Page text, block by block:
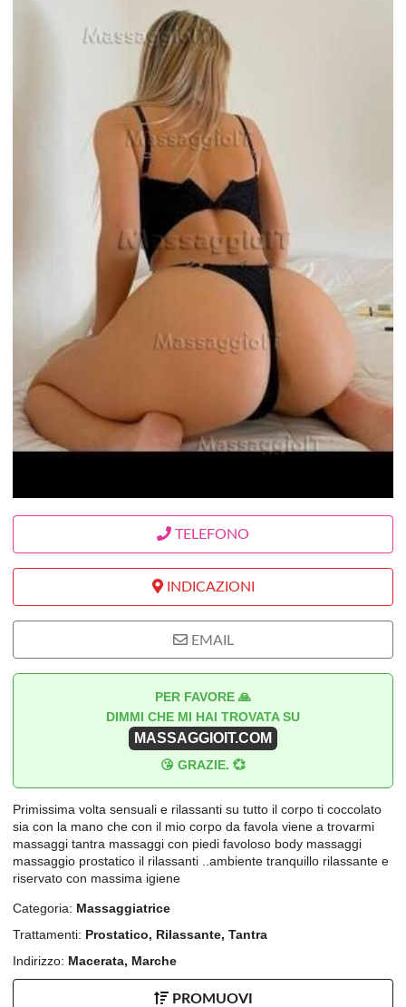
TELEFONO
INDICAZIONI
EMAIL
PER FAVORE 🙏
DIMMI CHE MI HAI TROVATA SU
MASSAGGIOIT.COM
😘 GRAZIE. 💞
Primissima volta sensuali e rilassanti su tutto il corpo ti coccolato
sia con la mano che con il mio corpo da favola viene a trovarmi
massaggi tantra massaggi con piedi favoloso body massaggi
massaggio prostatico il rilassanti ..ambiente tranquillo rilassante e
riservato con massima igiene
Categoria: Massaggiatrice
Trattamenti: Prostatico, Rilassante, Tantra
Indirizzo: Macerata, Marche
PROMUOVI